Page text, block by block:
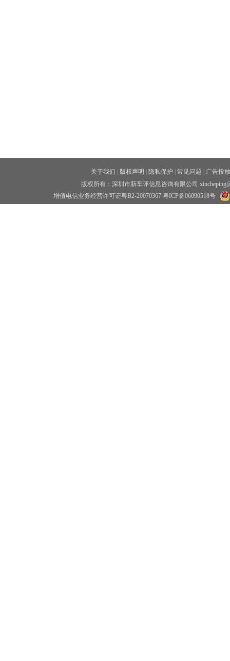
关于我们 版权声明 隐私保护 常见问题
广告投放
版权所有：深圳市新车评信息咨询有限公司
增值电信业务经营许可证粤B2-20070367 粤ICP备06090518号